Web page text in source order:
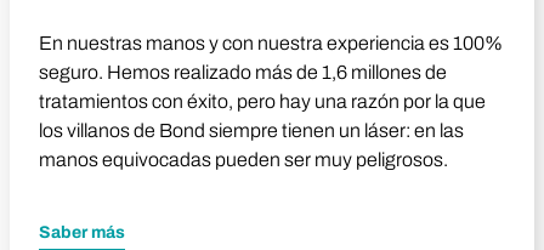
En nuestras manos y con nuestra experiencia es 100%
seguro. Hemos realizado más de 1,6 millones de
tratamientos con éxito, pero hay una razón por la que
los villanos de Bond siempre tienen un láser: en las
manos equivocadas pueden ser muy peligrosos.
Saber más